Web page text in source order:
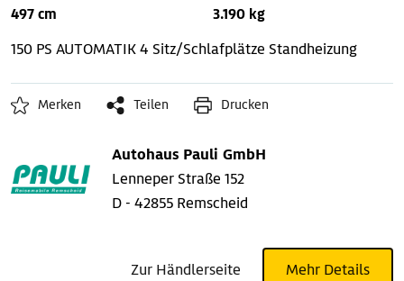
497 cm 3.190 kg
150 PS AUTOMATIK4 Sitz/Schlafplätze Standheizung
Merken Teilen Drucken
Autohaus Pauli GmbH
Lenneper Straße 152
D - 42855 Remscheid
Zur Händlerseite Mehr Details